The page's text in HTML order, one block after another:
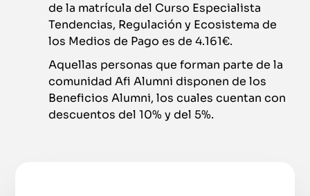
de la matrícula del Curso Especialista
Tendencias, Regulación y Ecosistema de
los Medios de Pago es de 4.161€.
Aquellas personas que forman parte de la
comunidad Afi Alumni disponen de los
Beneficios Alumni, los cuales cuentan con
descuentos del 10% y del 5%.